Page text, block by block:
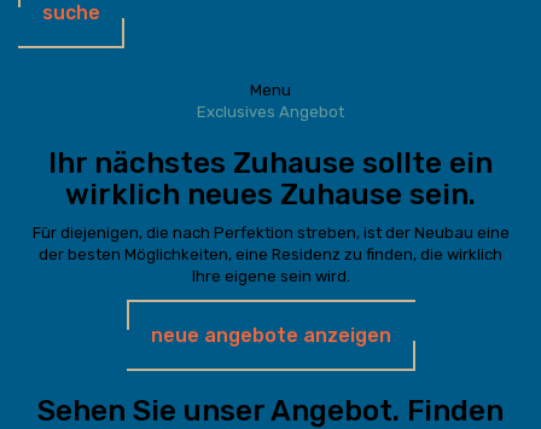
suche
Menu
Exclusives Angebot
Ihr nächstes Zuhause sollte ein
wirklich neues Zuhause sein.
Für diejenigen, die nach Perfektion streben, ist der Neubau eine
der besten Möglichkeiten, eine Residenz zu finden, die wirklich
Ihre eigene sein wird.
neue angebote anzeigen
Sehen Sie unser Angebot. Finden